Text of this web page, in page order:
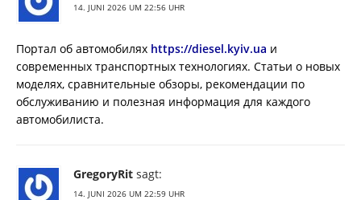
14. JUNI 2026 UM 22:56 UHR
Портал об автомобилях https://diesel.kyiv.ua и
современных транспортных технологиях. Статьи о новых
моделях, сравнительные обзоры, рекомендации по
обслуживанию и полезная информация для каждого
автомобилиста.
GregoryRit sagt:
14. JUNI 2026 UM 22:59 UHR